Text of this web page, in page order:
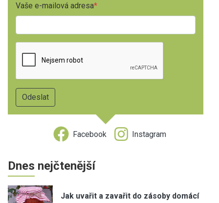
Vaše e-mailová adresa
Facebook Instagram
Dnes nejčtenější
Jak uvařit a zavařit do zásoby domácí